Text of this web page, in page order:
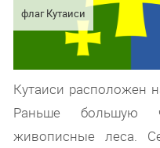
флаг Кутаиси
Кутаиси расположен
Раньше большую
живописные леса.